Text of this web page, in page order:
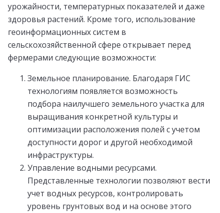
урожайности, температурных показателей и даже
здоровья растений. Кроме того, использование
геоинформационных систем в
сельскохозяйственной сфере открывает перед
фермерами следующие возможности:
Земельное планирование. Благодаря ГИС
технологиям появляется возможность
подбора наилучшего земельного участка для
выращивания конкретной культуры и
оптимизации расположения полей с учетом
доступности дорог и другой необходимой
инфраструктуры.
Управление водными ресурсами.
Представленные технологии позволяют вести
учет водных ресурсов, контролировать
уровень грунтовых вод и на основе этого